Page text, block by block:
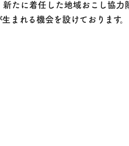
新たに着任した地域おこし協
まれる機会を設けております。